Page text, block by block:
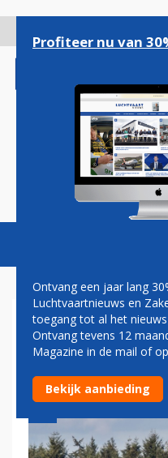
gaan
Magazine
'VAN HUB
Profiteer nu van
Ontvang een jaar lang
Luchtvaartnieuws en
toegang tot al het
Ontvang tevens 12
Magazine in de mail of
Bekijk aanbieding